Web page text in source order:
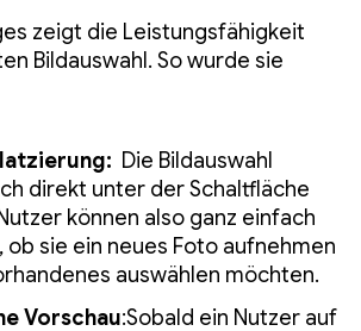
zeigt die Leistungsfähigkeit
Bildauswahl. So wurde sie
Die Bildauswahl
direkt unter der Schaltfläche
können also ganz einfach
ob sie ein neues Foto aufnehmen
auswählen möchten.
Vorschau:Sobald ein Nutzer auf